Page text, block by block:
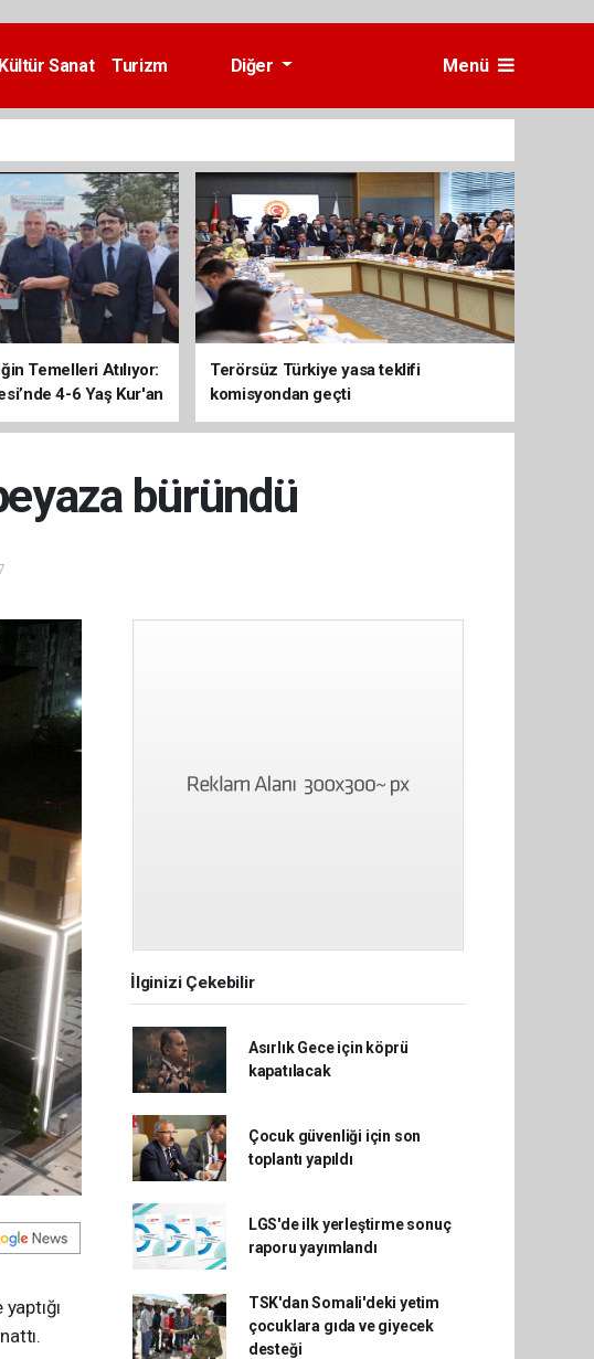
Kültür Sanat
Turizm
Diğer Menü
Temelleri Atılıyor:
4-6 Yaş Kur'an
Terörsüz Türkiye yasa teklifi
komisyondan geçti
büründü
İlginizi Çekebilir
Asırlık Gece için köprü
kapatılacak
Çocuk güvenliği için son
toplantı yapıldı
LGS'de ilk yerleştirme sonuç
raporu yayımlandı
TSK'dan Somali'deki yetim
çocuklara gıda ve giyecek
desteği